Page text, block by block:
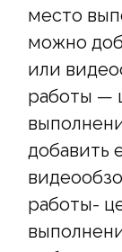
место
можно
или
работы —
добавить
работы-